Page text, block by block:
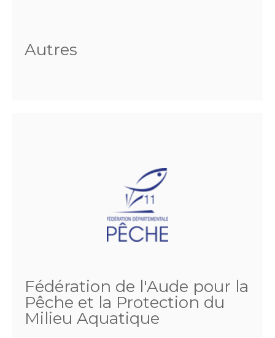
Autres
Fédération de l'Aude pour la
Pêche et la Protection du
Milieu Aquatique